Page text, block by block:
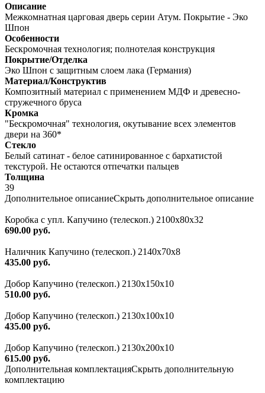
Описание
Межкомнатная царговая дверь серии Атум. Покрытие - Эко
Шпон
Особенности
Бескромочная технология; полнотелая конструкция
Покрытие/Отделка
Эко Шпон с защитным слоем лака (Германия)
Материал/Конструктив
Композитный материал с применением МДФ и древесно-
стружечного бруса
Кромка
"Бескромочная" технология, окутывание всех элементов
двери на 360*
Стекло
Белый сатинат - белое сатинированное с бархатистой
текстурой. Не остаются отпечатки пальцев
Толщина
39
Дополнительное описаниеСкрыть дополнительное описание
Коробка с упл. Капучино (телескоп.) 2100х80х32
690.00 руб.
Наличник Капучино (телескоп.) 2140x70x8
435.00 руб.
Добор Капучино (телескоп.) 2130x150x10
510.00 руб.
Добор Капучино (телескоп.) 2130x100x10
435.00 руб.
Добор Капучино (телескоп.) 2130x200x10
615.00 руб.
Дополнительная комплектацияСкрыть дополнительную
комплектацию